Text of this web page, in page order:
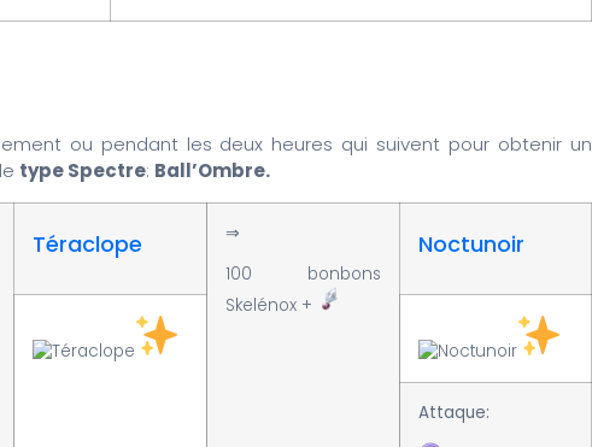
ou pendant les deux heures qui suivent pour obtenir un
type Spectre: Ball’Ombre.
Téraclope
⇒
100 bonbons
Skelénox +
Noctunoir
Attaque: